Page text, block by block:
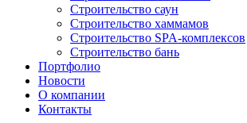
Строительство саун
Строительство хаммамов
Строительство SPA-комплексов
Строительство бань
Портфолио
Новости
O компании
Контакты